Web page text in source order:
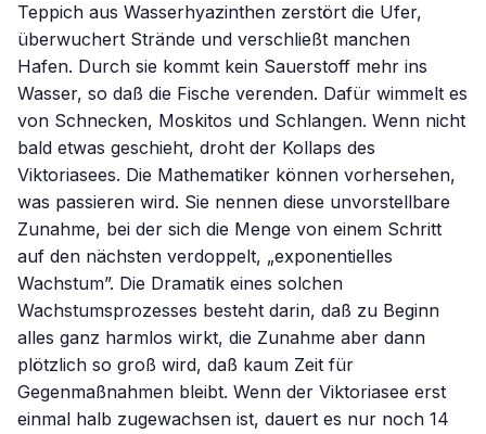
Teppich aus Wasserhyazinthen zerstört die Ufer,
überwuchert Strände und verschließt manchen
Hafen. Durch sie kommt kein Sauerstoff mehr ins
Wasser, so daß die Fische verenden. Dafür wimmelt es
von Schnecken, Moskitos und Schlangen. Wenn nicht
bald etwas geschieht, droht der Kollaps des
Viktoriasees. Die Mathematiker können vorhersehen,
was passieren wird. Sie nennen diese unvorstellbare
Zunahme, bei der sich die Menge von einem Schritt
auf den nächsten verdoppelt, „exponentielles
Wachstum”. Die Dramatik eines solchen
Wachstumsprozesses besteht darin, daß zu Beginn
alles ganz harmlos wirkt, die Zunahme aber dann
plötzlich so groß wird, daß kaum Zeit für
Gegenmaßnahmen bleibt. Wenn der Viktoriasee erst
einmal halb zugewachsen ist, dauert es nur noch 14